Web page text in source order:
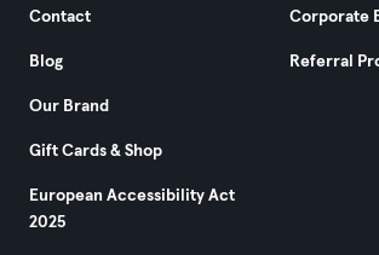
Contact
Blog
Our Brand
Gift Cards & Shop
European Accessibility Act
2025
Corporate
Referral